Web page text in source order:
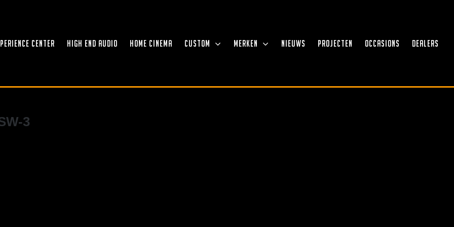
CENTER HIGH END AUDIO HOME CINEMA CUSTOM MERKEN NIEUWS PROJECTEN OCCASIONS DEALERS
3